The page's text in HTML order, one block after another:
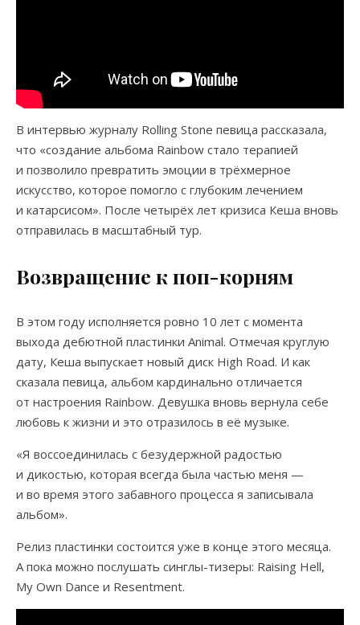
В интервью журналу Rolling Stone певица рассказала,
что «создание альбома Rainbow стало терапией
и позволило превратить эмоции в трёхмерное
искусство, которое помогло с глубоким лечением
и катарсисом». После четырёх лет кризиса Кеша вновь
отправилась в масштабный тур.
Возвращение к поп-корням
В этом году исполняется ровно 10 лет с момента
выхода дебютной пластинки Animal. Отмечая круглую
дату, Кеша выпускает новый диск High Road. И как
сказала певица, альбом кардинально отличается
от настроения Rainbow. Девушка вновь вернула себе
любовь к жизни и это отразилось в её музыке.
«Я воссоединилась с безудержной радостью
и дикостью, которая всегда была частью меня —
и во время этого забавного процесса я записывала
альбом».
Релиз пластинки состоится уже в конце этого месяца.
А пока можно послушать синглы-тизеры: Raising Hell,
My Own Dance и Resentment.